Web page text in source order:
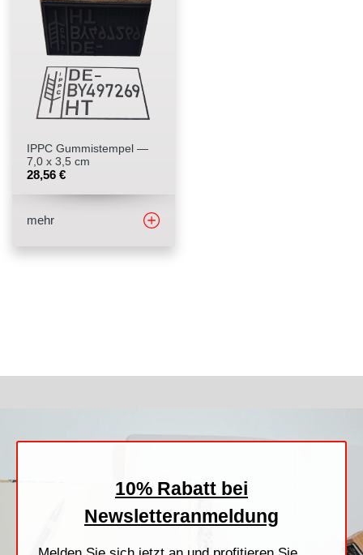
IPPC Gummistempel —
7,0 x 3,5 cm
28,56 €
mehr